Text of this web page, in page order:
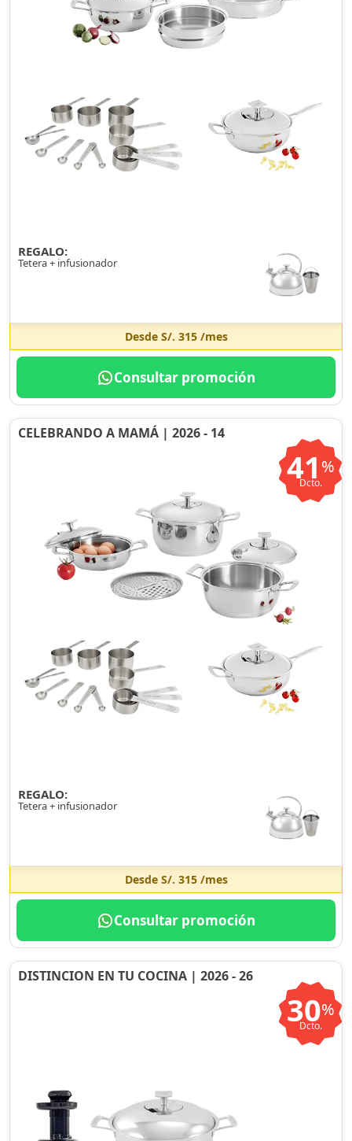
REGALO:
Tetera + infusionador
Desde S/. 315/mes
Consultar promoción
CELEBRANDO A MAMÁ | 2026 - 14
41 %
Dcto.
REGALO:
Tetera + infusionador
Desde S/. 315/mes
Consultar promoción
DISTINCION EN TU COCINA | 2026 - 26
30%
Dcto.